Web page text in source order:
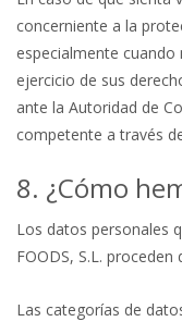
concerniente a la
especialmente
ejercicio de sus
ante la Autoridad de
competente a través
8. ¿Cómo
Los datos personales
FOODS, S.L.
Las categorías de